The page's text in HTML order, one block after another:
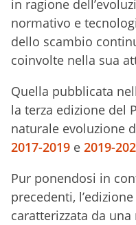
in ragione
normativo e
dello scambio
coinvolte nella sua
Quella pubblicata
la terza edizione del
naturale evoluzione
2017-2019 e 2019-
Pur ponendosi in
precedenti,
caratterizzata da